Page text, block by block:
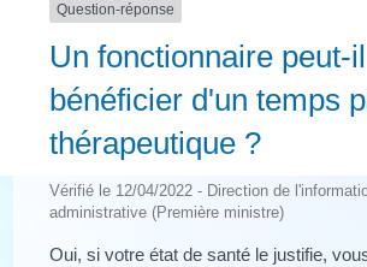
Question-réponse
Un fonctionnaire peut-il
bénéficier d'un temps
thérapeutique ?
Vérifié le 12/04/2022 - Direction de
administrative (Première ministre)
Oui, si votre état de santé le justifie,